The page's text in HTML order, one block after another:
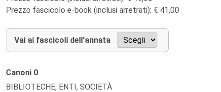
Prezzo fascicolo e-book (inclusi arretrati): € 41,00
Vai ai fascicoli dell’annata
Canoni 0
BIBLIOTECHE, ENTI, SOCIETÀ